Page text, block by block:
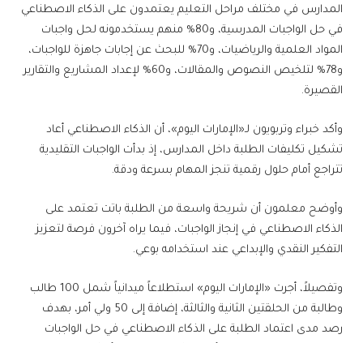
المدارس في مختلف مراحل التعليم يعتمدون على الذكاء الاصطناعي
في حل الواجبات المدرسية، و80% منهم يستخدمونه لحل واجبات
المواد العلمية والرياضيات، و70% للبحث عن إجابات جاهزة للواجبات،
و78% لتلخيص النصوص والمقالات، و60% لإعداد المشاريع والتقارير
القصيرة.
وأكد خبراء وتربويون لـ«الإمارات اليوم»، أن الذكاء الاصطناعي أعاد
تشكيل تكليفات الطلبة داخل المدارس، إذ بدأت الواجبات التقليدية
تتراجع أمام حلول رقمية تنجز المهام بسرعة ودقة.
وأوضح معلمون أن شريحة واسعة من الطلبة باتت تعتمد على
الذكاء الاصطناعي في إنجاز الواجبات، فيما يراه آخرون فرصة لتعزيز
التفكير النقدي والإبداعي عند استخدامه بوعي.
وتفصيلاً، أجرت «الإمارات اليوم» استطلاعاً ميدانياً شمل 100 طالب
وطالبة من الحلقتين الثانية والثالثة، إضافة إلى 50 ولي أمر، بهدف
رصد مدى اعتماد الطلبة على الذكاء الاصطناعي في حل الواجبات